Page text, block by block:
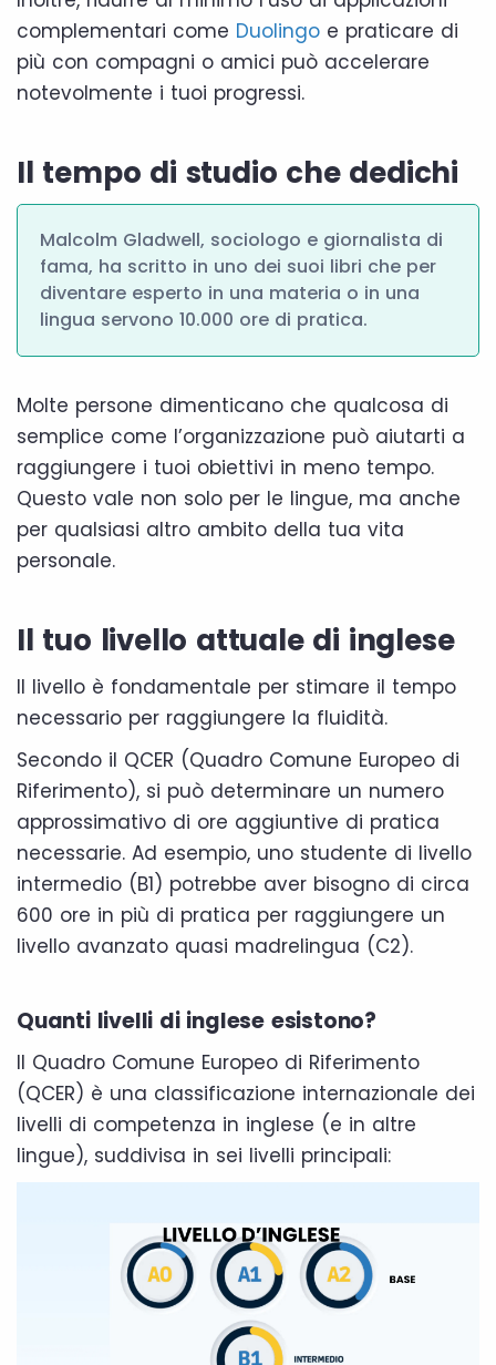
complementari come Duolingo e praticare di
più con compagni o amici può accelerare
notevolmente i tuoi progressi.
Il tempo di studio che dedichi
Malcolm Gladwell, sociologo e giornalista di
fama, ha scritto in uno dei suoi libri che per
diventare esperto in una materia o in una
lingua servono 10.000 ore di pratica.
Molte persone dimenticano che qualcosa di
semplice come l’organizzazione può aiutarti a
raggiungere i tuoi obiettivi in meno tempo.
Questo vale non solo per le lingue, ma anche
per qualsiasi altro ambito della tua vita
personale.
Il tuo livello attuale di inglese
Il livello è fondamentale per stimare il tempo
necessario per raggiungere la fluidità.
Secondo il QCER (Quadro Comune Europeo di
Riferimento), si può determinare un numero
approssimativo di ore aggiuntive di pratica
necessarie. Ad esempio, uno studente di livello
intermedio (B1) potrebbe aver bisogno di circa
600 ore in più di pratica per raggiungere un
livello avanzato quasi madrelingua (C2).
Quanti livelli di inglese esistono?
Il Quadro Comune Europeo di Riferimento
(QCER) è una classificazione internazionale dei
livelli di competenza in inglese (e in altre
lingue), suddivisa in sei livelli principali: